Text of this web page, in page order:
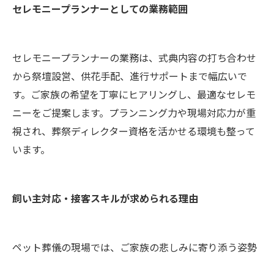
セレモニープランナーとしての業務範囲
セレモニープランナーの業務は、式典内容の打ち合わせ
から祭壇設営、供花手配、進行サポートまで幅広いで
す。ご家族の希望を丁寧にヒアリングし、最適なセレモ
ニーをご提案します。プランニング力や現場対応力が重
視され、葬祭ディレクター資格を活かせる環境も整って
います。
飼い主対応・接客スキルが求められる理由
ペット葬儀の現場では、ご家族の悲しみに寄り添う姿勢